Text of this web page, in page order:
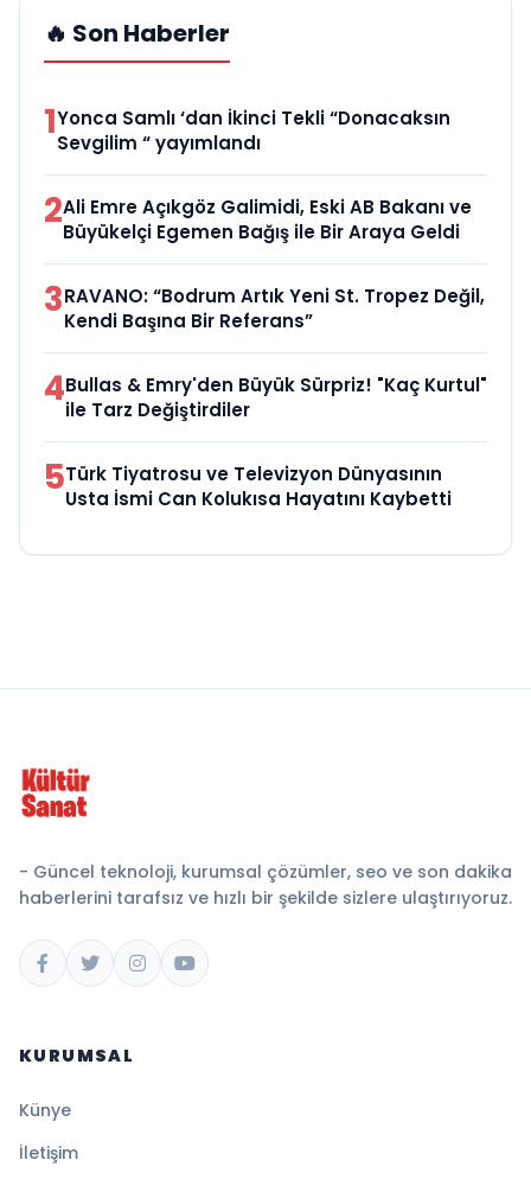
🔥 Son Haberler
1Yonca Samlı ‘dan İkinci Tekli “Donacaksın
Sevgilim “ yayımlandı
2Ali Emre Açıkgöz Galimidi, Eski AB Bakanı ve
Büyükelçi Egemen Bağış ile Bir Araya Geldi
3RAVANO: “Bodrum Artık Yeni St. Tropez Değil,
Kendi Başına Bir Referans”
4Bullas & Emry'den Büyük Sürpriz! "Kaç Kurtul"
ile Tarz Değiştirdiler
5Türk Tiyatrosu ve Televizyon Dünyasının
Usta İsmi Can Kolukısa Hayatını Kaybetti
- Güncel teknoloji, kurumsal çözümler, seo ve son dakika
haberlerini tarafsız ve hızlı bir şekilde sizlere ulaştırıyoruz.
KURUMSAL
Künye
İletişim